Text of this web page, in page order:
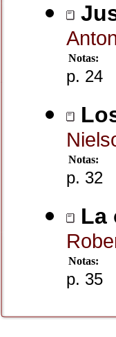
Notas:
p. 24
Notas:
p. 32
La
Notas:
p. 35